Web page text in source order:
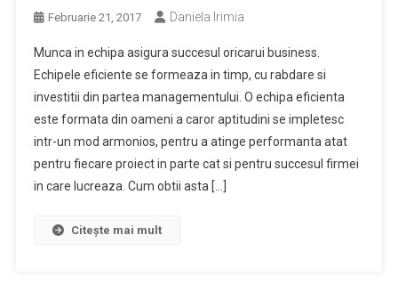
Februarie 21, 2017 Daniela Irimia
Munca in echipa asigura succesul oricarui business.
Echipele eficiente se formeaza in timp, cu rabdare si
investitii din partea managementului. O echipa eficienta
este formata din oameni a caror aptitudini se impletesc
intr-un mod armonios, pentru a atinge performanta atat
pentru fiecare proiect in parte cat si pentru succesul firmei
in care lucreaza. Cum obtii asta […]
Citește mai mult